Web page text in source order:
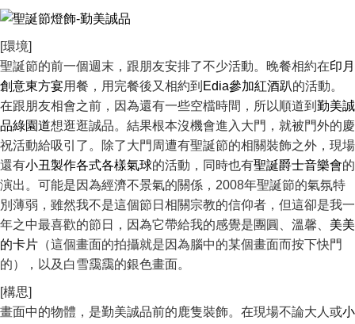
[環境]
聖誕節的前一個週末，跟朋友安排了不少活動。晚餐相約在印月
創意東方宴用餐，用完餐後又相約到 Edia參加紅酒趴的活動。
在跟朋友相會之前，因為還有一些空檔時間，所以順道到 勤美誠
品綠園道想逛逛誠品。結果根本沒機會進入大門，就被門外的慶
祝活動給吸引了。除了大門周遭有聖誕節的相關裝飾之外，現場
還有小丑製作各式各樣氣球的活動，同時也有聖誕爵士音樂會的
演出。可能是因為經濟不景氣的關係，2008年聖誕節的氣氛特
別薄弱，雖然我不是這個節日相關宗教的信仰者，但這卻是我一
年之中最喜歡的節日，因為它帶給我的感覺是團圓、溫馨、 美美
的卡片 （這個畫面的拍攝就是因為腦中的某個畫面而按下快門
的），以及白雪靄靄的銀色畫面。
[構思]
畫面中的物體，是勤美誠品前的鹿隻裝飾。在現場不論大人或小